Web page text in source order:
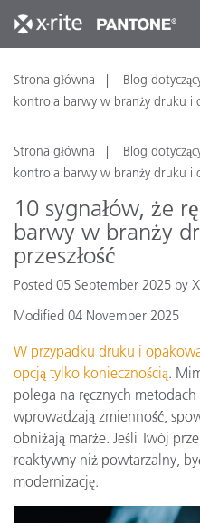
Strona główna Blog
kontrola barwy w branży druku i
Strona główna Blog
kontrola barwy w branży druku i
10 sygnałów, że
barwy w branży
przeszłość
Posted 05 September 2025 by
Modified 04 November 2025
W przypadku druku i
opcją tylko koniecznością.
polega na ręcznych
wprowadzają zmienność,
obniżają marże. Jeśli Twój
reaktywny niż powtarzalny,
modernizację.